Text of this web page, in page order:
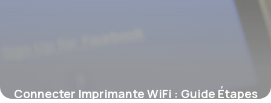
Connecter Imprimante WiFi : Guide Étapes